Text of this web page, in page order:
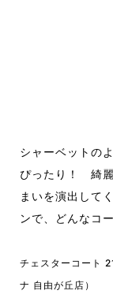
シャーベットの
ぴったり！ 綺麗
まいを演出して
ンで、どんなコ
チェスターコート
ナ 自由が丘店）